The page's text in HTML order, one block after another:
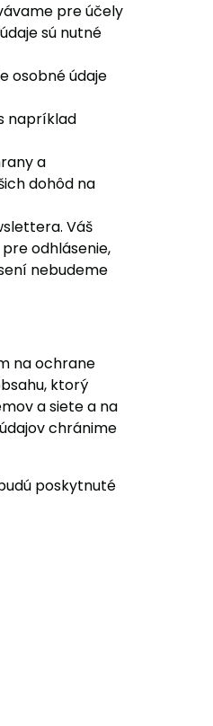
pre účely
sú nutné
osobné údaje
napríklad
a
dohôd na
Váš
odhlásenie,
nebudeme
na ochrane
ktorý
a siete a na
chránime
poskytnuté